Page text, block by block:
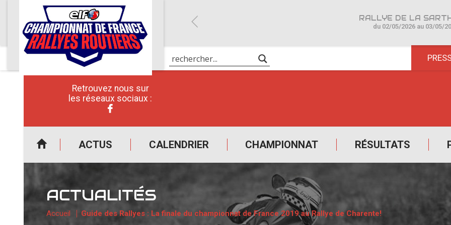
Retrouvez nous sur
les réseaux sociaux :
ACTUS CALENDRIER CHAMPIONNAT RÉSULTATS
du 02/05/2026 au 03/05/
ACTUALITÉS
Accueil Guide des Rallyes : La finale du championnat de France 2019 au Rallye de Charente!